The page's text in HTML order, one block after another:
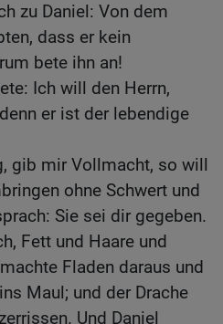
zu Daniel: Von dem
dass er kein
bete ihn an!
Ich will den Herrn,
er ist der lebendige
gib mir Vollmacht, so will
ohne Schwert und
Sie sei dir gegeben.
Fett und Haare und
Fladen daraus und
Maul; und der Drache
Und Daniel